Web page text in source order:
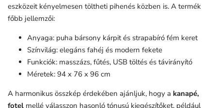
eszközeit kényelmesen töltheti pihenés közben is. A termék
főbb jellemzői:
Anyaga: puha bársony kárpit és strapabíró fém keret
Színvilág: elegáns fahéj és modern fekete
Funkciók: masszázs, fűtés, USB töltés és távirányító
Méretek: 94 x 76 x 96 cm
A harmonikus összkép érdekében ajánljuk, hogy a kanapé,
fotel mellé válasszon hasonló tónusú kiegészítőket, például